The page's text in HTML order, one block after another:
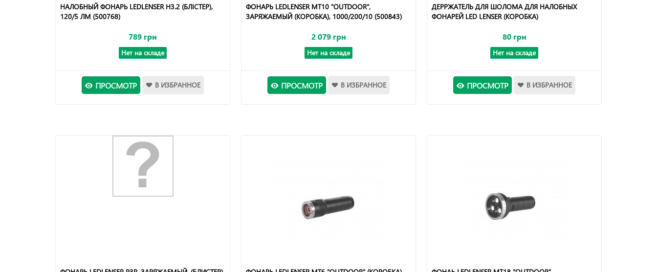
НАЛОБНЫЙ ФОНАРЬ LEDLENSER Н3.2 (БЛІСТЕР),
120/5 ЛМ (500768)
789 грн
Нет на складе
ПРОСМОТР В ИЗБРАННОЕ
ФОНАРЬ LEDLENSER MT10 "OUTDOOR",
ЗАРЯЖАЕМЫЙ (КОРОБКА), 1000/200/10 (500843)
2 079 грн
Нет на складе
ПРОСМОТР В ИЗБРАННОЕ
ДЕРРЖАТЕЛЬ ДЛЯ ШОЛОМА ДЛЯ НАЛОБНЫХ
ФОНАРЕЙ LED LENSER (КОРОБКА)
80 грн
Нет на складе
ПРОСМОТР В ИЗБРАННОЕ